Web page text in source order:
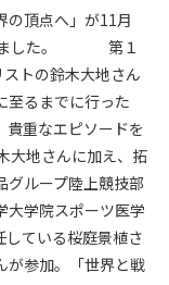
頂点へ」が11月
れました。 第１
トの鈴木大地さん
至るまでに行った
貴重なエピソードを
大地さんに加え、拓
グループ陸上競技部
大学院スポーツ医学
ている桜庭景植さ
が参加。「世界と戦